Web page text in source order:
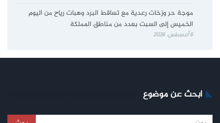
موجة حر وزخات رعدية مع تساقط البرد وهبات رياح من اليوم
الخميس إلى السبت بعدد من مناطق المملكة
6 أغسطس، 2026
ابحث عن موضوع